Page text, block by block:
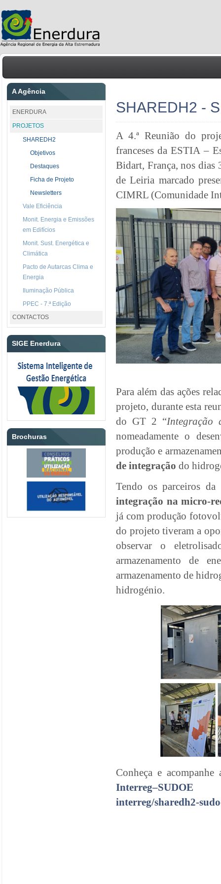
A Agência
ENERDURA
PROJETOS
SHAREDH2
Objetivos
Destaques
Ficha de Projeto
Newsletters
Vale Eficiência
Monit. Energia e Emissões
em Edifícios
Monit. Sust. Energética e
Climática
Pacto de Autarcas Clima e
Energia
Iluminação Pública
PPEC - 7.ª Edição
CONTACTOS
SIGE Enerdura
Brochuras
SHAREDH2 -
A 4.ª Reunião do
franceses da ESTIA –
Bidart, França, nos dias
de Leiria marcado
CIMRL (Comunidade
Para além das ações
projeto, durante esta
do GT 2 “Integração
nomeadamente o
produção e
de integração do
Tendo os parceiros
integração na micro-
já com produção
do projeto tiveram a
observar o
armazenamento de
armazenamento de
hidrogénio.
Conheça e
Interreg–SUDOE
interreg/sharedh2-